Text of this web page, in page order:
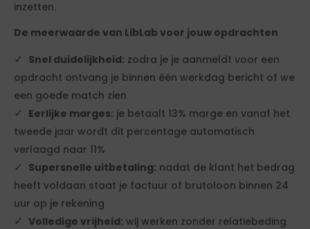
inzetten.
De meerwaarde van LibLab voor jouw opdrachten
Snel duidelijkheid: zodra je je aanmeldt voor een
opdracht ontvang je binnen één werkdag bericht of we
een goede match zien
Eerlijke marges: je betaalt 13% marge en vanaf het
tweede jaar wordt dit percentage automatisch
verlaagd naar 11%
Supersnelle uitbetaling: nadat de klant het bedrag
heeft voldaan staat je factuur of brutoloon binnen 24
uur op je rekening
Volledige vrijheid: wij werken zonder relatiebeding